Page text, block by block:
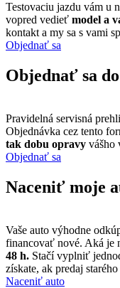
Testovaciu jazdu vám u
vopred vedieť model a
kontakt a my sa s vami
Objednať sa
Objednať sa
Pravidelná servisná
Objednávka cez tento
tak dobu opravy vášho
Objednať sa
Naceniť moje
Vaše auto výhodne
financovať nové. Aká je
48 h. Stačí vyplniť
získate, ak predaj
Naceniť auto